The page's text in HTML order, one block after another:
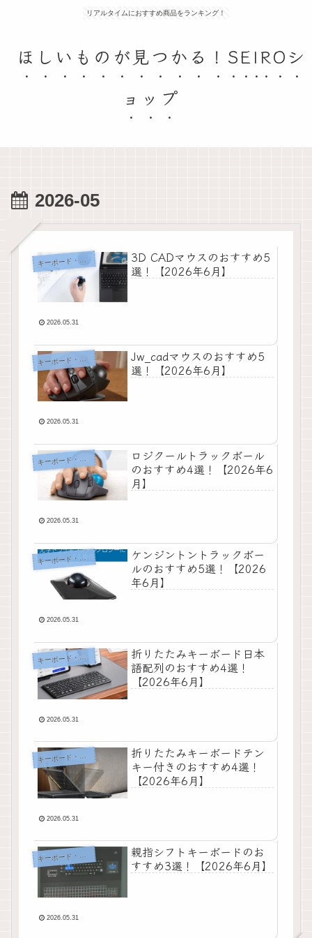
リアルタイムにおすすめ商品をランキング！
ほしいものが見つかる！SEIROシ
ョップ
2026-05
キ ーボード・マウス・入力機器
3D CADマウスのおすすめ5
選！【2026年6月】
2026.05.31
キ ーボード・マウス・入力機器
Jw_cadマウスのおすすめ5
選！【2026年6月】
2026.05.31
キ ーボード・マウス・入力機器
ロジクールトラックボール
のおすすめ4選！【2026年6
月】
2026.05.31
キーボード・マウス・入力機器
ケンジントントラックボー
ルのおすすめ5選！【2026
年6月】
2026.05.31
キ ーボード・マウス・入力機器
折りたたみキーボード日本
語配列のおすすめ4選！
【2026年6月】
2026.05.31
キ ーボード・マウス・入力機器
折りたたみキーボードテン
キー付きのおすすめ4選！
【2026年6月】
2026.05.31
キ ーボード・マウス・入力機器
親指シフトキーボードのお
すすめ3選！【2026年6月】
2026.05.31